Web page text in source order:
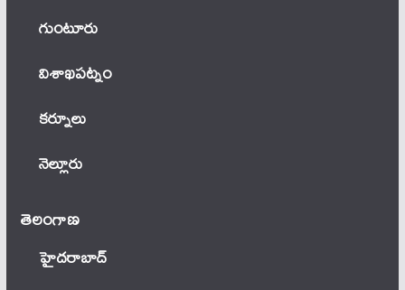
గుంటూరు
విశాఖపట్నం
కర్నూలు
నెల్లూరు
తెలంగాణ‌
హైదరాబాద్